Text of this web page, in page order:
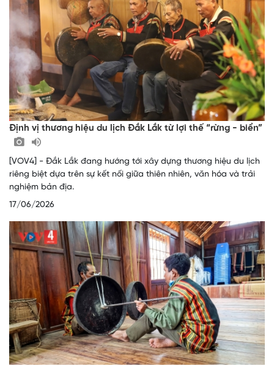
Định vị thương hiệu du lịch Đắk Lắk từ lợi thế “rừng - biển”
[VOV4] - Đắk Lắk đang hướng tới xây dựng thương hiệu du lịch
riêng biệt dựa trên sự kết nối giữa thiên nhiên, văn hóa và trải
nghiệm bản địa.
17/06/2026